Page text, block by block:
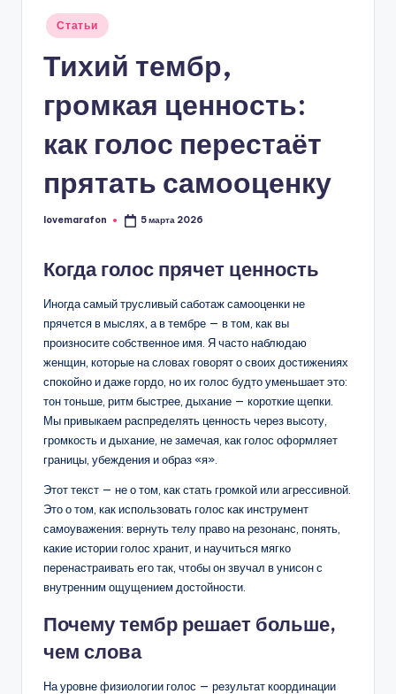
Опубликовано
Статьи
Тихий тембр,
громкая ценность:
как голос перестаёт
прятать самооценку
Запись
lovemarafon 5 марта 2026
Когда голос прячет ценность
Иногда самый трусливый саботаж самооценки не
прячется в мыслях, а в тембре — в том, как вы
произносите собственное имя. Я часто наблюдаю
женщин, которые на словах говорят о своих достижениях
спокойно и даже гордо, но их голос будто уменьшает это:
тон тоньше, ритм быстрее, дыхание — короткие щепки.
Мы привыкаем распределять ценность через высоту,
громкость и дыхание, не замечая, как голос оформляет
границы, убеждения и образ «я».
Этот текст — не о том, как стать громкой или агрессивной.
Это о том, как использовать голос как инструмент
самоуважения: вернуть телу право на резонанс, понять,
какие истории голос хранит, и научиться мягко
перенастраивать его так, чтобы он звучал в унисон с
внутренним ощущением достойности.
Почему тембр решает больше,
чем слова
На уровне физиологии голос — результат координации